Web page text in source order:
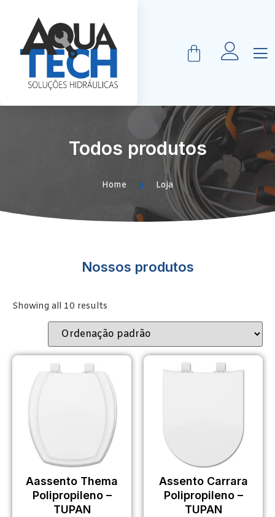
Todos produtos
Home Loja
Nossos produtos
Showing all 10 results
Aassento Thema
Polipropileno –
TUPAN
Assento Carrara
Polipropileno –
TUPAN